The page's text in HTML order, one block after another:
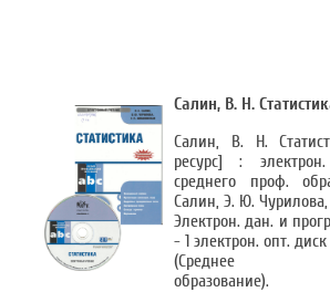
Салин, В. Н.
Салин, В. Н.
ресурс] :
среднего проф.
Салин, Э. Ю.
Электрон. дан. и
- 1 электрон. опт.
(Среднее
образование).